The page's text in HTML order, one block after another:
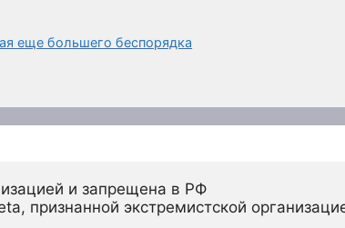
еще большего беспорядка
и запрещена в РФ
признанной экстремистской